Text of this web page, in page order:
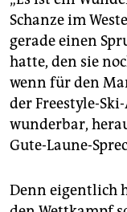
abo
genossenschaft
epaper login
Schanze im
gerade einen
hatte, den sie
wenn für den
der Freestyle-
wunderbar,
Gute-Laune-
Denn eigentlich